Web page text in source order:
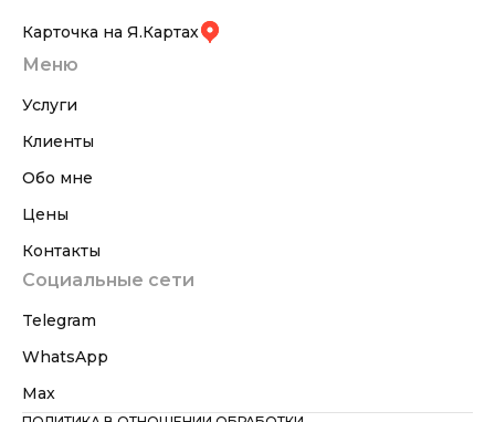
Карточка на Я.Картах
Меню
Услуги
Клиенты
Обо мне
Цены
Контакты
Социальные сети
Telegram
WhatsApp
Max